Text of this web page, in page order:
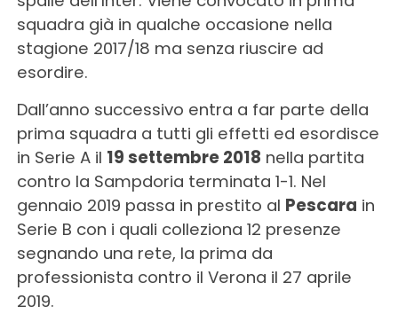
squadra già in qualche occasione nella
stagione 2017/18 ma senza riuscire ad
esordire.
Dall’anno successivo entra a far parte della
prima squadra a tutti gli effetti ed esordisce
in Serie A il 19 settembre 2018 nella partita
contro la Sampdoria terminata 1-1. Nel
gennaio 2019 passa in prestito al Pescara in
Serie B con i quali colleziona 12 presenze
segnando una rete, la prima da
professionista contro il Verona il 27 aprile
2019.